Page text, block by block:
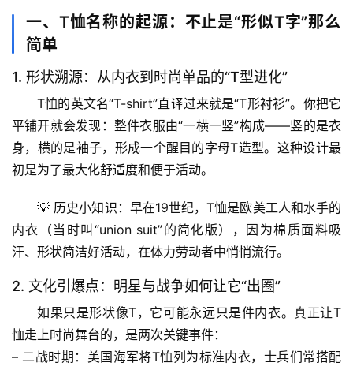
一、T恤名称的起源：不止是“形似T字”那么
简单
1. 形状溯源：从内衣到时尚单品的“T型进化”
T恤的英文名“T-shirt”直译过来就是“T形衬衫”。你把它
平铺开就会发现： 整件衣服由“一横一竖”构成——竖的是衣
身，横的是袖子，形成一个醒目的字母T造型。这种设计最
初是为了最大化舒适度和便于活动。
💡 历史小知识 ：早在19世纪，T恤是欧美工人和水手的
内衣（当时叫“union suit”的简化版），因为棉质面料吸
汗、形状简洁好活动，在体力劳动者中悄悄流行。
2. 文化引爆点：明星与战争如何让它“出圈”
如果只是形状像T，它可能永远只是件内衣。 真正让T
恤走上时尚舞台的，是两次关键事件：
– 二战时期 ：美国海军将T恤列为标准内衣，士兵们常搭配